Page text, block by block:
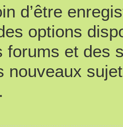
d’être
options
forums et des
nouveaux